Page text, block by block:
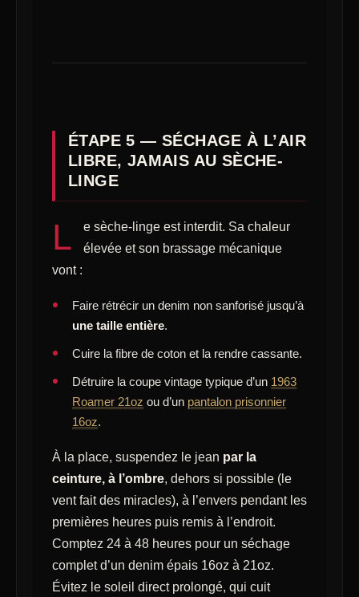
ÉTAPE 5 — SÉCHAGE À L’AIR
LIBRE, JAMAIS AU SÈCHE-
LINGE
L
e sèche-linge est interdit. Sa chaleur
élevée et son brassage mécanique
vont :
Faire rétrécir un denim non sanforisé jusqu’à
une taille entière.
Cuire la fibre de coton et la rendre cassante.
Détruire la coupe vintage typique d’un 1963
Roamer 21oz ou d’un pantalon prisonnier
16oz.
À la place, suspendez le jean par la
ceinture, à l’ombre, dehors si possible (le
vent fait des miracles), à l’envers pendant les
premières heures puis remis à l’endroit.
Comptez 24 à 48 heures pour un séchage
complet d’un denim épais 16oz à 21oz.
Évitez le soleil direct prolongé, qui cuit